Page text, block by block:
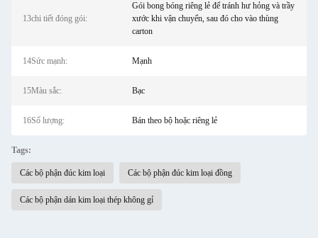
13chi tiết đóng gói:
Gói bong bóng riêng lẻ để tránh hư hỏng và trầy
xước khi vận chuyển, sau đó cho vào thùng
carton
14Sức mạnh: Mạnh
15Màu sắc: Bạc
16Số lượng: Bán theo bộ hoặc riêng lẻ
Tags:
Các bộ phận đúc kim loại Các bộ phận đúc kim loại đồng
Các bộ phận dán kim loại thép không gỉ